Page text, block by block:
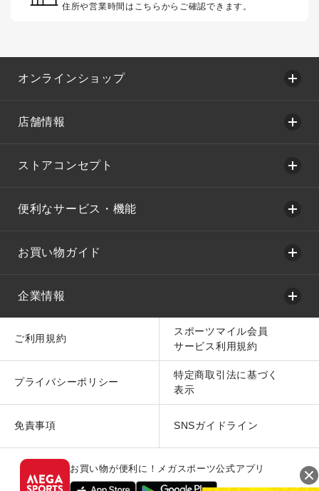
住所や営業時間はこちらからご確認できます。
オンラインショップ
店舗情報
ストアコンセプト
便利なサービス・機能
お買い物ガイド
企業情報
ご利用規約
スポーツマイル会員
サービス利用規約
プライバシーポリシー
特定商取引法に基づく
表示
免責事項 SNSガイドライン
お買い物が便利に！メガスポーツ公式アプリ